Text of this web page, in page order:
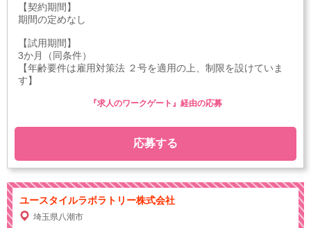
【契約期間】
期間の定めなし
【試用期間】
3か月（同条件）
【年齢要件は雇用対策法 ２号を適用の上、制限を設けていま
す】
応募する
『求人のワークゲート』経由の応募
ユースタイルラボラトリー株式会社
埼玉県八潮市